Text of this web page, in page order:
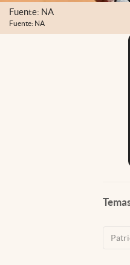
Fuente: NA
Fuente: NA